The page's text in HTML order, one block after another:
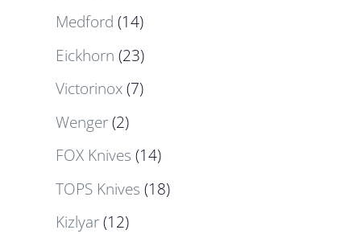
Medford (14)
Eickhorn (23)
Victorinox(7)
Wenger(2)
FOX Knives (14)
TOPS Knives (18)
Kizlyar(12)